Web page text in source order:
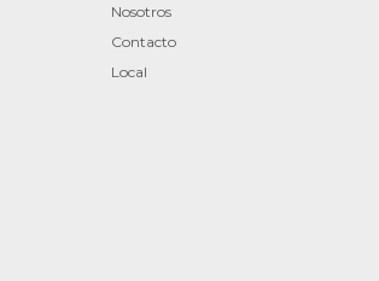
Nosotros
Contacto
Local